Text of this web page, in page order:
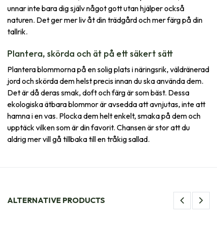
unnar inte bara dig själv något gott utan hjälper också
naturen. Det ger mer liv åt din trädgård och mer färg på din
tallrik.
Plantera, skörda och ät på ett säkert sätt
Plantera blommorna på en solig plats i näringsrik, väldränerad
jord och skörda dem helst precis innan du ska använda dem.
Det är då deras smak, doft och färg är som bäst. Dessa
ekologiska ätbara blommor är avsedda att avnjutas, inte att
hamna i en vas. Plocka dem helt enkelt, smaka på dem och
upptäck vilken som är din favorit. Chansen är stor att du
aldrig mer vill gå tillbaka till en tråkig sallad.
ALTERNATIVE PRODUCTS